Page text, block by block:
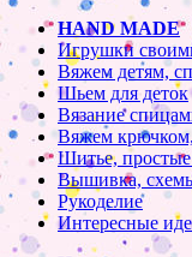
HAND MADE
Игрушки
Вяжем детям,
Шьем для деток
Вязание
Вяжем
Шитье,
Вышивка,
Рукоделие
Интересные